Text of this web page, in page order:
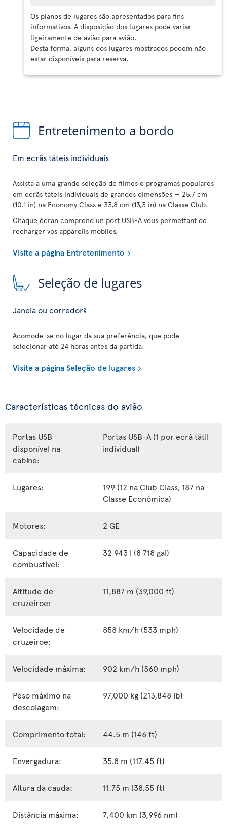
Os planos de lugares são apresentados para fins
informativos. A disposição dos lugares pode variar
ligeiramente de avião para avião.
Desta forma, alguns dos lugares mostrados podem não
estar disponíveis para reserva.
Entretenimento a bordo
Em ecrãs táteis individuais
Assista a uma grande seleção de filmes e programas populares
em ecrãs táteis individuais de grandes dimensões — 25,7 cm
(10.1 in) na Economy Class e 33,8 cm (13,3 in) na Classe Club.
Chaque écran comprend un port USB-A vous permettant de
recharger vos appareils mobiles.
Visite a página Entretenimento
Seleção de lugares
Janela ou corredor?
Acomode-se no lugar da sua preferência, que pode
selecionar até 24 horas antes da partida.
Visite a página Seleção de lugares
Características técnicas do avião
Portas USB
disponível na
cabine:
Portas USB-A (1 por ecrã tátil
individual)
Lugares:
199 (12 na Club Class, 187 na
Classe Económica)
Motores: 2 GE
Capacidade de
combustível:
32 943 l (8 718 gal)
Altitude de
cruzeiroe:
11,887 m (39,000 ft)
Velocidade de
cruzeiroe:
858 km/h (533 mph)
Velocidade máxima: 902 km/h (560 mph)
Peso máximo na
descolagem:
97,000 kg (213,848 lb)
Comprimento total: 44.5 m (146 ft)
Envergadura: 35.8 m (117.45 ft)
Altura da cauda: 11.75 m (38.55 ft)
Distância máxima: 7,400 km (3,996 nm)